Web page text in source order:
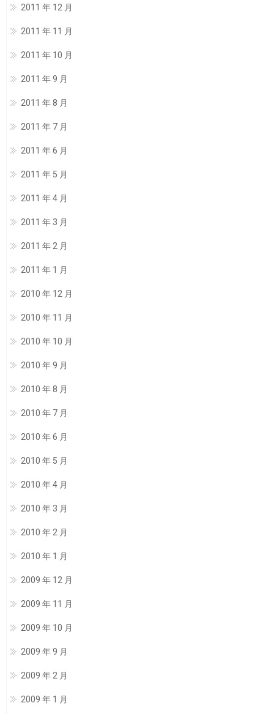
2011 年 12 月
2011 年 11 月
2011 年 10 月
2011 年 9 月
2011 年 8 月
2011 年 7 月
2011 年 6 月
2011 年 5 月
2011 年 4 月
2011 年 3 月
2011 年 2 月
2011 年 1 月
2010 年 12 月
2010 年 11 月
2010 年 10 月
2010 年 9 月
2010 年 8 月
2010 年 7 月
2010 年 6 月
2010 年 5 月
2010 年 4 月
2010 年 3 月
2010 年 2 月
2010 年 1 月
2009 年 12 月
2009 年 11 月
2009 年 10 月
2009 年 9 月
2009 年 2 月
2009 年 1 月